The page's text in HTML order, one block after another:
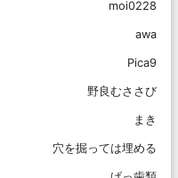
moi0228
awa
Pica9
野良むささび
まき
穴を掘っては埋める